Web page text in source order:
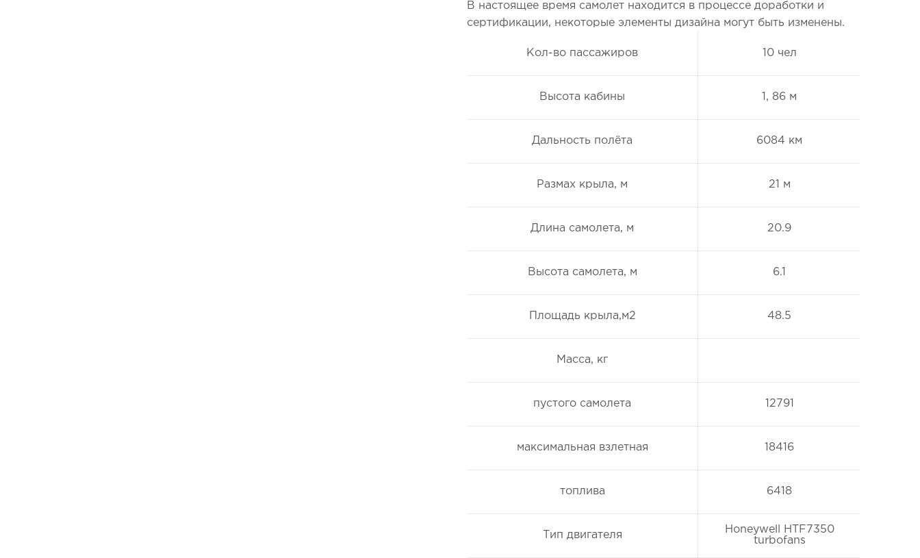
В настоящее время самолет находится в процессе доработки и
сертификации, некоторые элементы дизайна могут быть изменены.
Кол-во пассажиров 10 чел
Высота кабины 1, 86 м
Дальность полёта 6084 км
Размах крыла, м 21 м
Длина самолета, м 20.9
Высота самолета, м 6.1
Площадь крыла,м2 48.5
Масса, кг
пустого самолета 12791
максимальная взлетная 18416
топлива 6418
Тип двигателя
Honeywell HTF7350
turbofans